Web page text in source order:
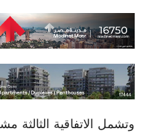
وتشمل الاتفاقية الثالثة